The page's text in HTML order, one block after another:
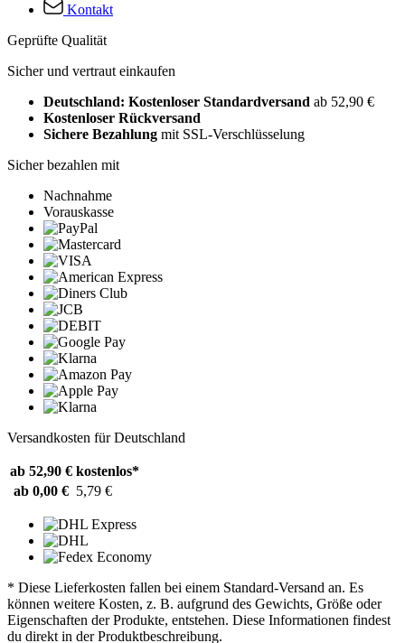
Kontakt
Geprüfte Qualität
Sicher und vertraut einkaufen
Deutschland: Kostenloser Standardversand ab 52,90 €
Kostenloser Rückversand
Sichere Bezahlung mit SSL-Verschlüsselung
Sicher bezahlen mit
Nachnahme
Vorauskasse
Versandkosten für Deutschland
ab 52,90 € kostenlos*
ab 0,00 € 5,79 €
* Diese Lieferkosten fallen bei einem Standard-Versand an. Es
können weitere Kosten, z. B. aufgrund des Gewichts, Größe oder
Eigenschaften der Produkte, entstehen. Diese Informationen findest
du direkt in der Produktbeschreibung.